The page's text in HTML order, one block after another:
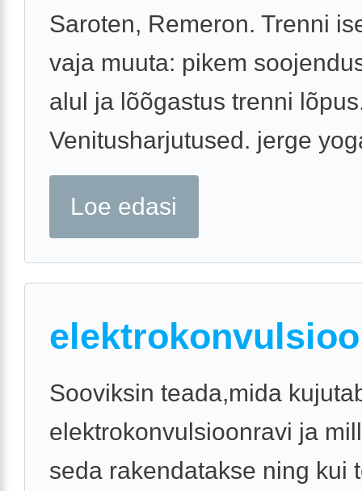
Saroten, Remeron. Trenni
vaja muuta: pikem
alul ja lõõgastus trenni
Venitusharjutused. jerge
Loe edasi
Sooviksin teada,mida
elektrokonvulsioonravi ja
seda rakendatakse ning kui